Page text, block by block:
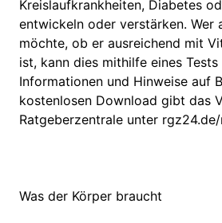
Kreislaufkrankheiten, Diabetes
entwickeln oder verstärken. Wer
möchte, ob er ausreichend mit
ist, kann dies mithilfe eines Tests
Informationen und Hinweise auf
kostenlosen Download gibt das
Ratgeberzentrale unter
Was der Körper braucht